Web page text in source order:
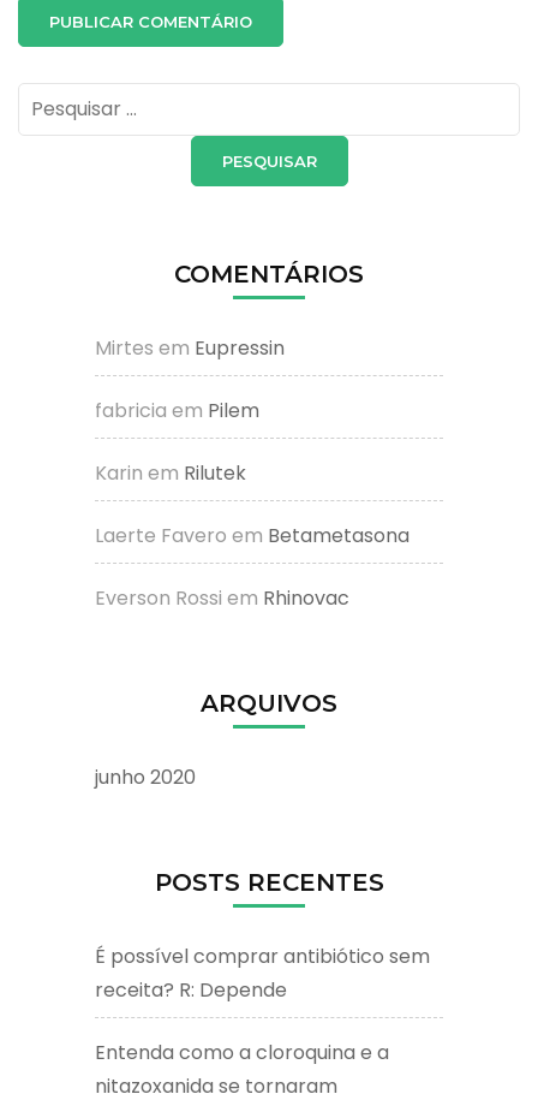
Pesquisar
por:
COMENTÁRIOS
Mirtes em Eupressin
fabricia em Pilem
Karin em Rilutek
Laerte Favero em Betametasona
Everson Rossi em Rhinovac
ARQUIVOS
junho 2020
POSTS RECENTES
É possível comprar antibiótico sem
receita? R: Depende
Entenda como a cloroquina e a
nitazoxanida se tornaram